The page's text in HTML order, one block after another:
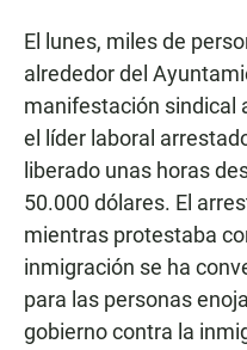
El lunes, miles de
alrededor del
manifestación sindical
el líder laboral
liberado unas horas
50.000 dólares. El
mientras protestaba
inmigración se ha
para las personas
gobierno contra la